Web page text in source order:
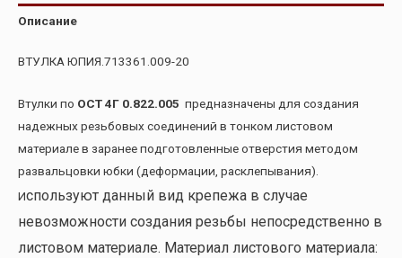
Описание
ВТУЛКА ЮПИЯ.713361.009-20
Втулки по ОСТ 4Г 0.822.005 предназначены для создания
надежных резьбовых соединений в тонком листовом
материале в заранее подготовленные отверстия методом
развальцовки юбки (деформации, расклепывания).
Используют данный вид крепежа в случае
невозможности создания резьбы непосредственно в
листовом материале. Материал листового материала: